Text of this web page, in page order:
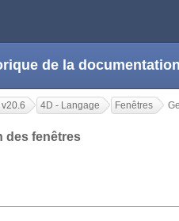
de la
4D - Langage Fenêtres
des fenêtres